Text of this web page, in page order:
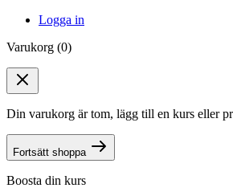
Logga in
Varukorg (0)
Din varukorg är tom, lägg till en kurs eller
Fortsätt shoppa
Boosta din kurs